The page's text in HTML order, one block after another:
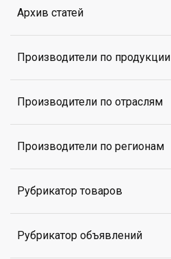
Архив статей
Производители по продукции
Производители по отраслям
Производители по регионам
Рубрикатор товаров
Рубрикатор объявлений